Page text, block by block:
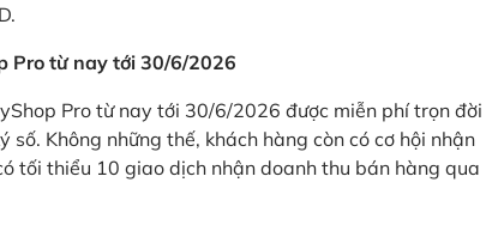
Pro từ nay tới 30/6/2026
Pro từ nay tới 30/6/2026 được miễn phí trọn đời
Không những thế, khách hàng còn có cơ hội nhận
tối thiểu 10 giao dịch nhận doanh thu bán hàng qua